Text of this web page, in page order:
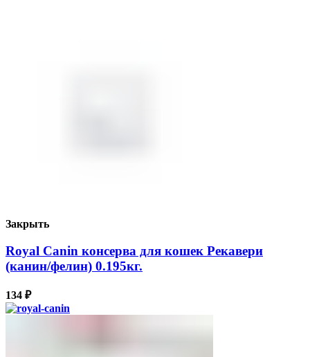
Закрыть
Royal Canin консерва для кошек Рекавери
(канин/фелин) 0.195кг.
134 ₽